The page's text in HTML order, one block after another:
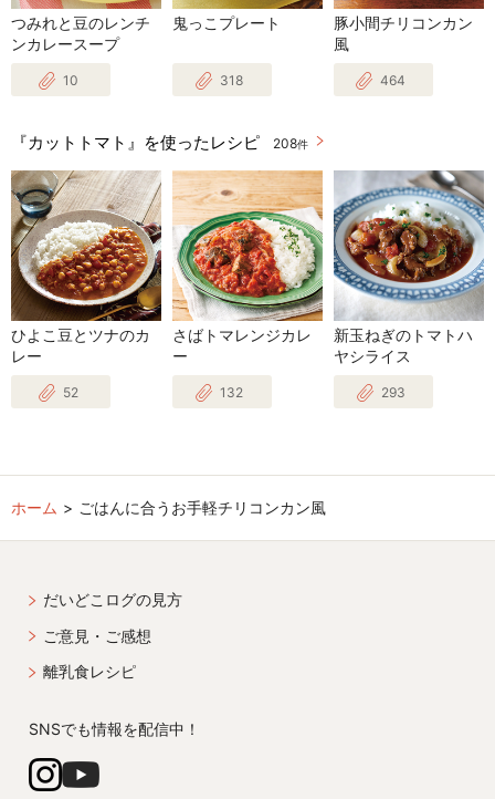
つみれと豆のレンチ
ンカレースープ
10
鬼っこプレート
318
豚小間チリコンカン
風
464
『カットトマト』を使ったレシピ 208件
ひよこ豆とツナのカ
レー
52
さばトマレンジカレ
ー
132
新玉ねぎのトマトハ
ヤシライス
293
ホーム ごはんに合うお手軽チリコンカン風
だいどこログの見方
ご意見・ご感想
離乳食レシピ
SNSでも情報を配信中！